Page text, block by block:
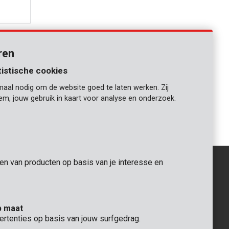
nv
+32 (0)3 292 92 92
info@varo.com
cookies
nodig om de website goed te laten werken. Zij
jouw gebruik in kaart voor analyse en onderzoek.
van producten op basis van je interesse en
maat
op basis van jouw surfgedrag.